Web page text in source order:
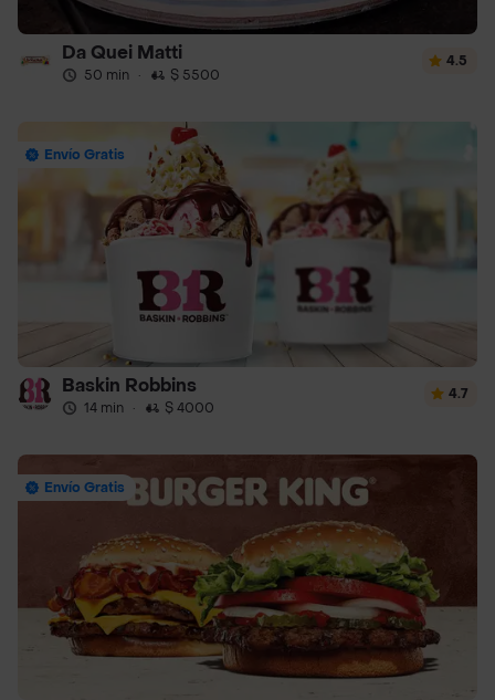
Da Quei Matti
50 min · $ 5500
4.5
Envío Gratis
Baskin Robbins
14 min · $ 4000
4.7
Envío Gratis